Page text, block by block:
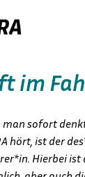
im
man sofort
hört, ist der
Hierbei ist